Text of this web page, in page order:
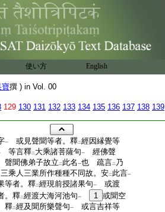
使い方 English
寶撰 ) in Vol. 00
129 130 131 132 133 134 135 136 137 138 139
一 或見聲聞等者。釋二經因縁覺等
等言釋二 大乘諸菩薩句一
經佛聲
聲聞佛弟子故立 二 此名 一也 疏言二 乃
乘人三業所作種種不同故。安二 此言一
者。釋二經現前授諸果句一
或渡
。釋二經渡大海河池句一 1 或聞空
釋二經及聞所樂聲句一
或言吉祥等